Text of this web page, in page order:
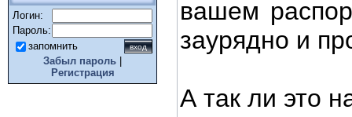
Логин:
Пароль:
запомнить
Забыл пароль
Регистрация
вашем
заурядно и
А так ли это